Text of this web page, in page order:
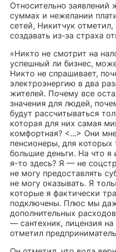
Относительно
суммах и нежелании
сетей, Никитчук
создавать из-за страха
«Никто не смотрит на
успешный ли бизнес,
Никто не спрашивает,
электроэнергию в два
жителей. Почему все
значения для людей,
будут рассчитываться
которая для них самая
комфортная? <...> Они
пенсионеры, для
большие деньги. На что
я-то здесь? Я — не
не могу предоставлять
не могу оказывать. Я
которые я фактически
подключены. Плюс мы
дополнительных
— сантехник, лицензия
отметил